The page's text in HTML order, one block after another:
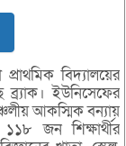
বিদ্যালয়ের
ব্র্যাক। ইউনিসেফের
আকস্মিক বন্যায়
জন শিক্ষার্থীর